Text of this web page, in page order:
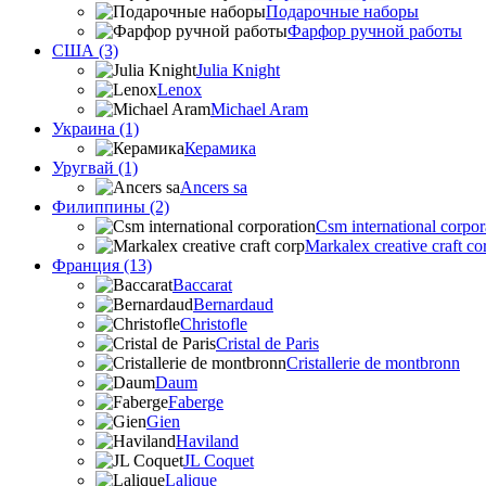
Подарочные наборы
Фарфор ручной работы
США (3)
Julia Knight
Lenox
Michael Aram
Украина (1)
Керамика
Уругвай (1)
Ancers sa
Филиппины (2)
Csm international
Markalex creative craft
Франция (13)
Baccarat
Bernardaud
Christofle
Cristal de Paris
Cristallerie de montbronn
Daum
Faberge
Gien
Haviland
JL Coquet
Lalique